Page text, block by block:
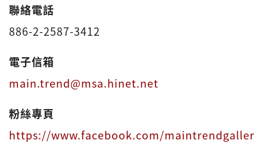
聯絡電話
886-2-2587-3412
電子信箱
main.trend@msa.hinet.net
粉絲專頁
https://www.facebook.com/maintrendgaller